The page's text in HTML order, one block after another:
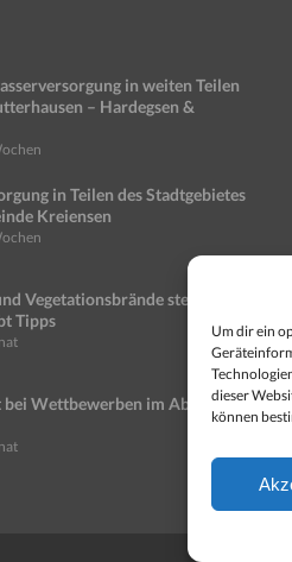
Um dir ein
dieser
können
in weiten Teilen
– Hardegsen &
in Teilen des Stadtgebietes
Kreiensen
Vegetationsbrände steigt weiter:
Tipps
bei Wettbewerben im Abschnitt